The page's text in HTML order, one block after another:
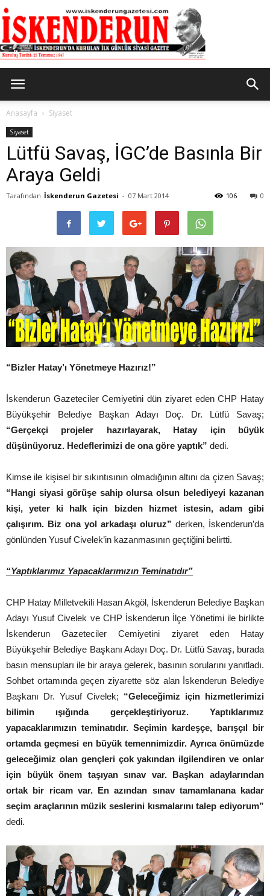
Gazetesi
Anasayfa Siyaset
Siyaset
Lütfü Savaş, İGC’de Basınla Bir
Araya Geldi
Tarafından İskenderun Gazetesi - 07 Mart 2014 0
106
“Bizler Hatay’ı Yönetmeye Hazırız!”
İskenderun Gazeteciler Cemiyetini dün ziyaret eden CHP Hatay
Büyükşehir Belediye Başkan Adayı Doç. Dr. Lütfü Savaş;
“Gerçekçi projeler hazırlayarak, Hatay için büyük
düşünüyoruz. Hedeflerimizi de ona göre yaptık” dedi.
Kimse ile kişisel bir sıkıntısının olmadığının altını da çizen Savaş;
“Hangi siyasi görüşe sahip olursa olsun belediyeyi kazanan
kişi, yeter ki halk için bizden hizmet istesin, adam gibi
çalışırım. Biz ona yol arkadaşı oluruz” derken, İskenderun’da
gönlünden Yusuf Civelek’in kazanmasının geçtiğini belirtti.
“Yaptıklarımız Yapacaklarımızın Teminatıdır”
CHP Hatay Milletvekili Hasan Akgöl, İskenderun Belediye Başkan
Adayı Yusuf Civelek ve CHP İskenderun İlçe Yönetimi ile birlikte
İskenderun Gazeteciler Cemiyetini ziyaret eden Hatay
Büyükşehir Belediye Başkanı Adayı Doç. Dr. Lütfü Savaş, burada
basın mensupları ile bir araya gelerek, basının sorularını yanıtladı.
Sohbet ortamında geçen ziyarette söz alan İskenderun Belediye
Başkanı Dr. Yusuf Civelek; “Geleceğimiz için hizmetlerimizi
bilimin ışığında gerçekleştiriyoruz. Yaptıklarımız
yapacaklarımızın teminatıdır. Seçimin kardeşçe, barışçıl bir
ortamda geçmesi en büyük temennimizdir. Ayrıca önümüzde
geleceğimiz olan gençleri çok yakından ilgilendiren ve onlar
için büyük önem taşıyan sınav var. Başkan adaylarından
ortak bir ricam var. En azından sınav tamamlanana kadar
seçim araçlarının müzik seslerini kısmalarını talep ediyorum”
dedi.